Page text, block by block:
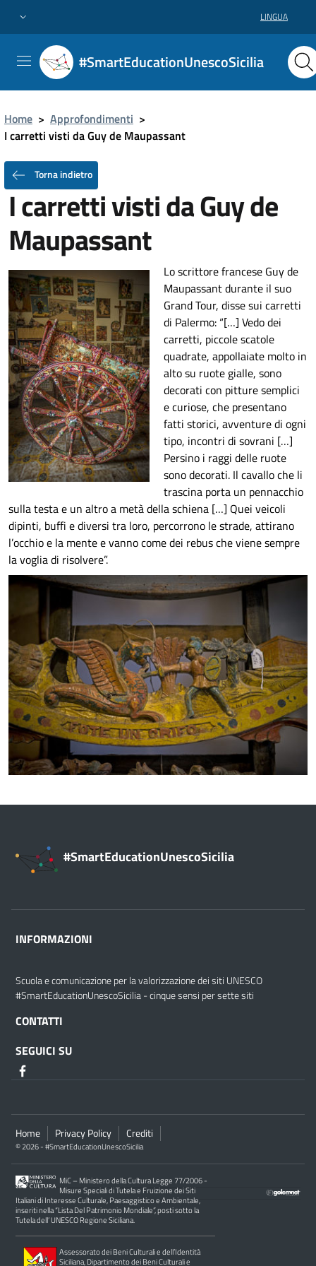
LINGUA
#SmartEducationUnescoSicilia
Home > Approfondimenti >
I carretti visti da Guy de Maupassant
Torna indietro
I carretti visti da Guy de
Maupassant
Lo scrittore francese Guy de
Maupassant durante il suo
Grand Tour, disse sui carretti
di Palermo: “[…] Vedo dei
carretti, piccole scatole
quadrate, appollaiate molto in
alto su ruote gialle, sono
decorati con pitture semplici
e curiose, che presentano
fatti storici, avventure di ogni
tipo, incontri di sovrani […]
Persino i raggi delle ruote
sono decorati. Il cavallo che li
trascina porta un pennacchio
sulla testa e un altro a metà della schiena […] Quei veicoli
dipinti, buffi e diversi tra loro, percorrono le strade, attirano
l’occhio e la mente e vanno come dei rebus che viene sempre
la voglia di risolvere”.
#SmartEducationUnescoSicilia
INFORMAZIONI
Scuola e comunicazione per la valorizzazione dei siti UNESCO
#SmartEducationUnescoSicilia - cinque sensi per sette siti
CONTATTI
SEGUICI SU
Home Privacy Policy Crediti
© 2026 - #SmartEducationUnescoSicilia
MiC – Ministero della Cultura Legge 77/2006 -
Misure Speciali di Tutela e Fruizione dei Siti
Italiani di Interesse Culturale, Paesaggistico e Ambientale,
inseriti nella “Lista Del Patrimonio Mondiale”, posti sotto la
Tutela dell’ UNESCO Regione Siciliana.
Assessorato dei Beni Culturali e dell’Identità
Siciliana, Dipartimento dei Beni Culturali e